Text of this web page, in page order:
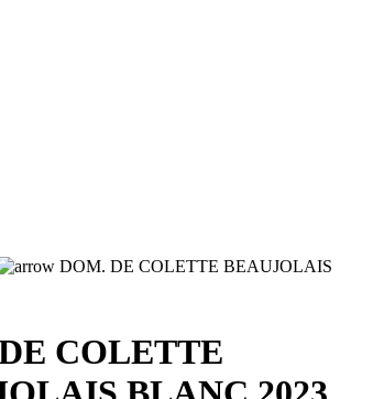
DOM. DE COLETTE BEAUJOLAIS
COLETTE